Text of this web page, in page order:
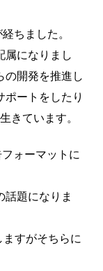
ちました。
属になりまし
の開発を推進し
ートをしたり
きています。
ォーマットに
話題になりま
すがそちらに